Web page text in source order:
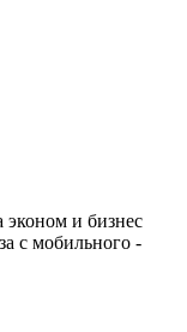
и бизнес
с мобильного -